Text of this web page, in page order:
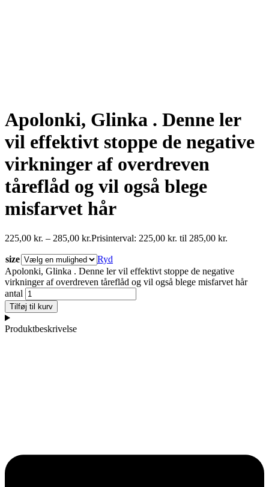
Apolonki, Glinka . Denne ler
vil effektivt stoppe de negative
virkninger af overdreven
tåreflåd og vil også blege
misfarvet hår
225,00 kr. – 285,00 kr.Prisinterval: 225,00 kr. til 285,00 kr.
size
Ryd
Apolonki, Glinka . Denne ler vil effektivt stoppe de negative
virkninger af overdreven tåreflåd og vil også blege misfarvet hår
antal
Tilføj til kurv
Produktbeskrivelse